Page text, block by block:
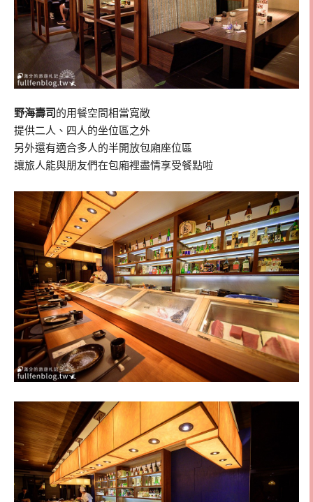
野海壽司 的用餐空間相當寬敞
提供二人、四人的坐位區之外
另外還有適合多人的半開放包廂座位區
讓旅人能與朋友們在包廂裡盡情享受餐點啦